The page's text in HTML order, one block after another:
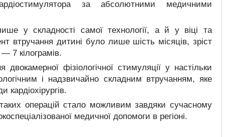
за абсолютними медичними
у складності самої технології, а й у віці та
втручання дитині було лише шість місяців, зріст
7 кілограмів.
фізіологічної стимуляції у настільки
і надзвичайно складним втручанням, яке
кардіохірургів.
операцій стало можливим завдяки сучасному
медичної допомоги в регіоні.